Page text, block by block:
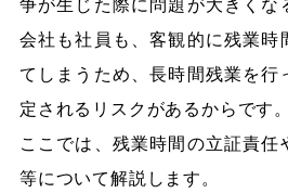
争が生じた際に問題が大きくな
会社も社員も、客観的に残業時
てしまうため、長時間残業を行
定されるリスクがあるからです。
ここでは、残業時間の立証責任
等について解説します。